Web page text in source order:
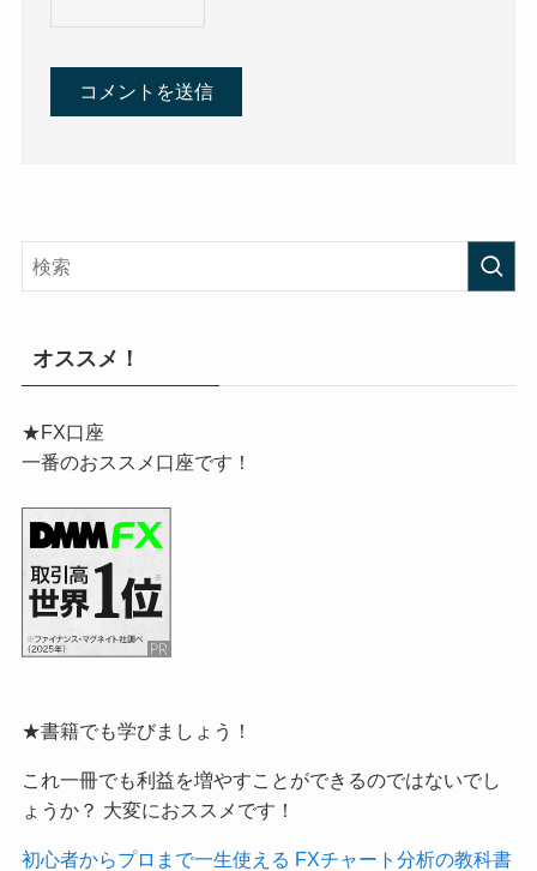
オススメ！
★FX口座
一番のおススメ口座です！
★書籍でも学びましょう！
これ一冊でも利益を増やすことができるのではないでし
ょうか？ 大変におススメです！
初心者からプロまで一生使える FXチャート分析の教科書